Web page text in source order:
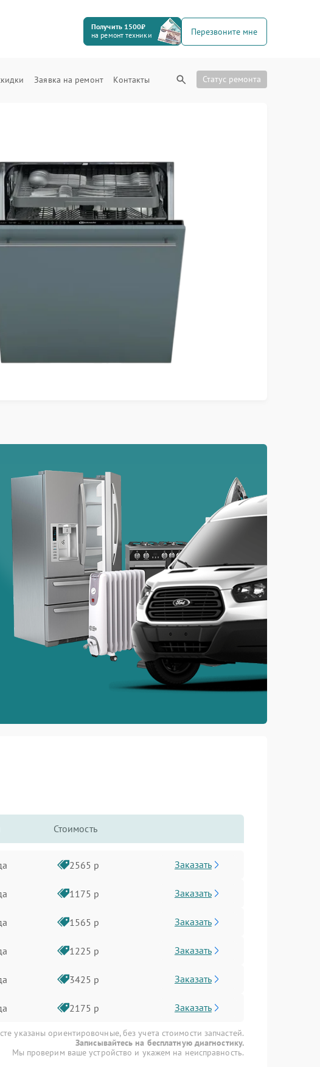
Получить 1500₽
на ремонт техники
Перезвоните мне
Заявка на ремонт Контакты Статус ремонта
Стоимость
2565 р Заказать
1175 р Заказать
1565 р Заказать
1225 р Заказать
3425 р Заказать
2175 р Заказать
указаны ориентировочные, без учета стоимости запчастей.
Записывайтесь на бесплатную диагностику.
Мы проверим ваше устройство и укажем на неисправность.